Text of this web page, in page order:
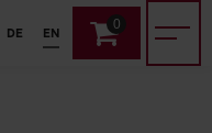
DE EN
0